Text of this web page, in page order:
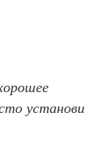
установи